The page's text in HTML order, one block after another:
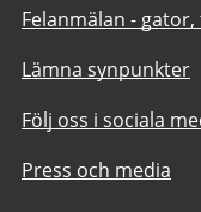
Felanmälan -
Lämna synpunkter
Följ oss i sociala
Press och media